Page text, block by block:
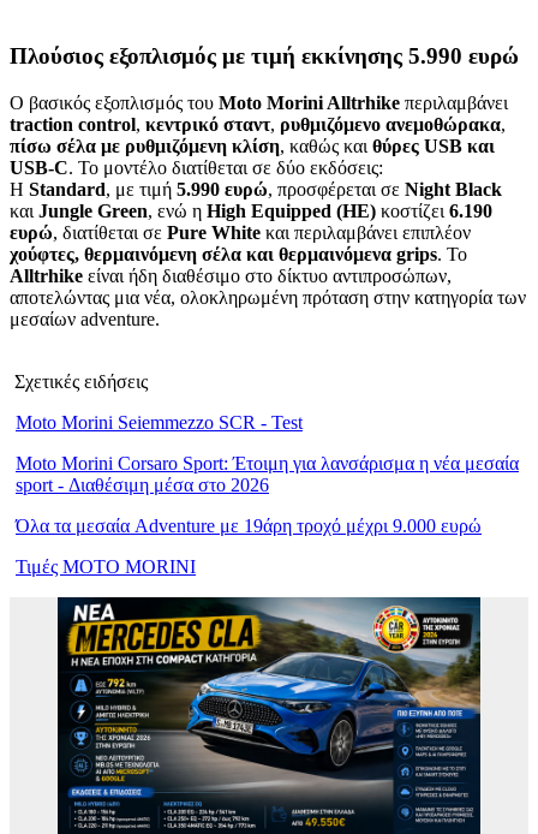
Πλούσιος εξοπλισμός με τιμή εκκίνησης 5.990 ευρώ
Ο βασικός εξοπλισμός του Moto Morini Alltrhike περιλαμβάνει
traction control, κεντρικό σταντ, ρυθμιζόμενο ανεμοθώρακα,
πίσω σέλα με ρυθμιζόμενη κλίση, καθώς και θύρες USB και
USB-C. Το μοντέλο διατίθεται σε δύο εκδόσεις:
Η Standard, με τιμή 5.990 ευρώ, προσφέρεται σε Night Black
και Jungle Green, ενώ η High Equipped (HE) κοστίζει 6.190
ευρώ, διατίθεται σε Pure White και περιλαμβάνει επιπλέον
χούφτες, θερμαινόμενη σέλα και θερμαινόμενα grips. Το
Alltrhike είναι ήδη διαθέσιμο στο δίκτυο αντιπροσώπων,
αποτελώντας μια νέα, ολοκληρωμένη πρόταση στην κατηγορία των
μεσαίων adventure.
Σχετικές ειδήσεις
Moto Morini Seiemmezzo SCR - Test
Moto Morini Corsaro Sport: Έτοιμη για λανσάρισμα η νέα μεσαία
sport - Διαθέσιμη μέσα στο 2026
Όλα τα μεσαία Adventure με 19άρη τροχό μέχρι 9.000 ευρώ
Τιμές MOTO MORINI